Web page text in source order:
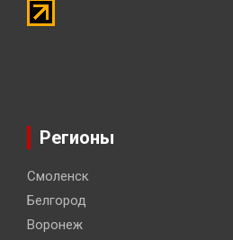
Регионы
Смоленск
Белгород
Воронеж